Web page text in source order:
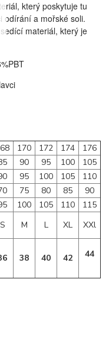
který poskytuje tu
odírání a mořské soli.
materiál, který je
170 172 174
176
90 95 100
105
95 100 105
110
75 80 85
90
100 105 110
115
S M L XL
XXl
38 40 42 44